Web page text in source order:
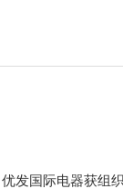
优发国际电